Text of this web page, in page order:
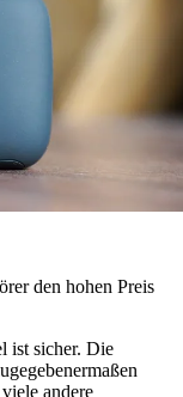
den hohen Preis
ist sicher. Die
andere